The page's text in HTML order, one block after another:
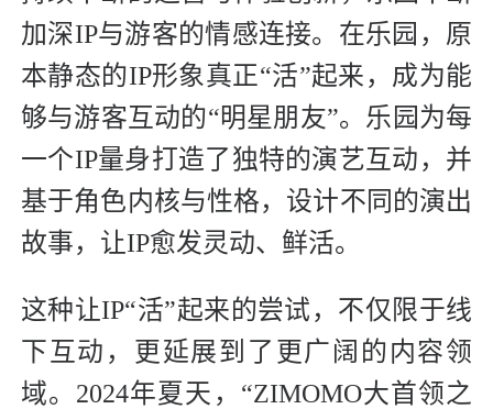
加深IP与游客的情感连接。在乐园，原
本静态的IP形象真正“活”起来，成为能
够与游客互动的“明星朋友”。乐园为每
一个IP量身打造了独特的演艺互动，并
基于角色内核与性格，设计不同的演出
故事，让IP愈发灵动、鲜活。
这种让IP“活”起来的尝试，不仅限于线
下互动，更延展到了更广阔的内容领
域。2024年夏天，“ZIMOMO大首领之